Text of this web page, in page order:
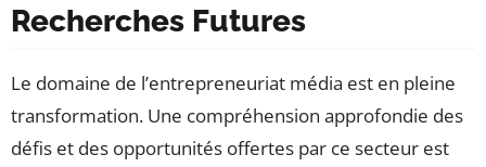
Recherches Futures
Le domaine de l’entrepreneuriat média est en pleine
transformation. Une compréhension approfondie des
défis et des opportunités offertes par ce secteur est